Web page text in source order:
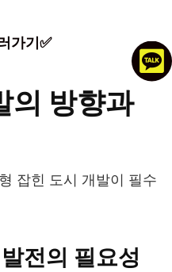
가기✅
의 방향과
잡힌 도시 개발이 필수
전의 필요성